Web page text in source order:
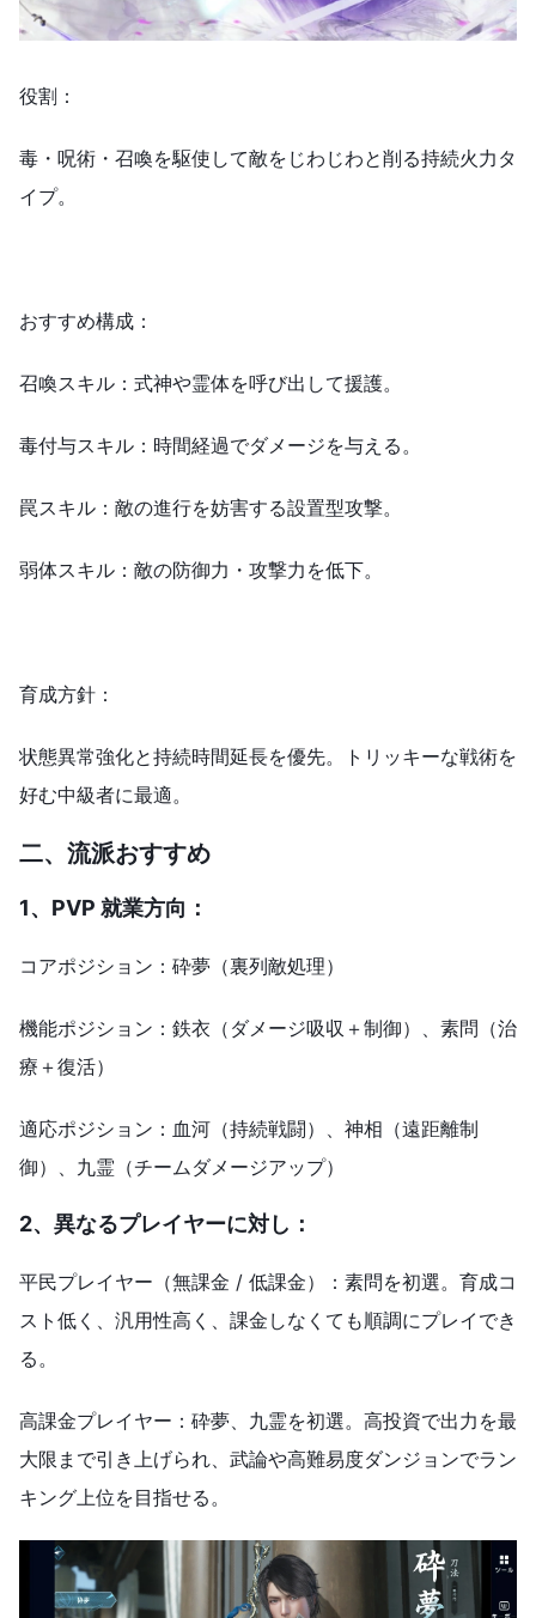
役割：
毒・呪術・召喚を駆使して敵をじわじわと削る持続火力タ
イプ。
おすすめ構成：
召喚スキル：式神や霊体を呼び出して援護。
毒付与スキル：時間経過でダメージを与える。
罠スキル：敵の進行を妨害する設置型攻撃。
弱体スキル：敵の防御力・攻撃力を低下。
育成方針：
状態異常強化と持続時間延長を優先。トリッキーな戦術を
好む中級者に最適。
二、 流派おすすめ
1、PVP 就業方向：
コアポジション：砕夢（裏列敵処理）
機能ポジション：鉄衣（ダメージ吸収＋制御）、素問（治
療＋復活）​
適応ポジション：血河（持続戦闘）、神相（遠距離制
御）、九霊（チームダメージアップ）
2、異なるプレイヤーに対し：
平民プレイヤー（無課金 / 低課金）：素問を初選。育成コ
スト低く、汎用性高く、課金しなくても順調にプレイでき
る。​
高課金プレイヤー：砕夢、九霊を初選。高投資で出力を最
大限まで引き上げられ、武論や高難易度ダンジョンでラン
キング上位を目指せる。